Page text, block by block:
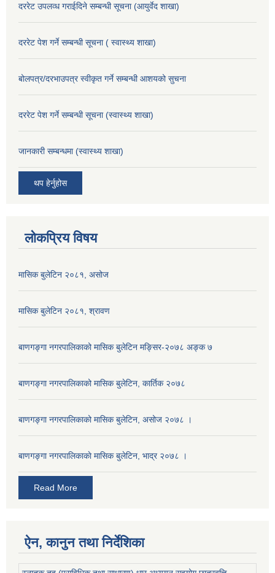
दररेट उपलव्ध गराईदिने सम्बन्धी सूचना (आयुर्वेद शाखा)
दररेट पेश गर्ने सम्बन्धी सूचना ( स्वास्थ्य शाखा)
बोलपत्र/दरभाउपत्र स्वीकृत गर्ने सम्बन्धी आशयको सुचना
दररेट पेश गर्ने सम्बन्धी सूचना (स्वास्थ्य शाखा)
जानकारी सम्बन्धमा (स्वास्थ्य शाखा)
थप हेर्नुहोस
लोकप्रिय विषय
मासिक बुलेटिन २०८१, असोज
मासिक बुलेटिन २०८१, श्रावण
बाणगङ्गा नगरपालिकाको मासिक बुलेटिन मङ्सिर-२०७८ अङ्क ७
बाणगङ्गा नगरपालिकाको मासिक बुलेटिन, कार्तिक २०७८
बाणगङ्गा नगरपालिकाको मासिक बुलेटिन, असोज २०७८ ।
बाणगङ्गा नगरपालिकाकाे मासिक बुलेटिन, भाद्र २०७८ ।
Read More
ऐन, कानुन तथा निर्देशिका